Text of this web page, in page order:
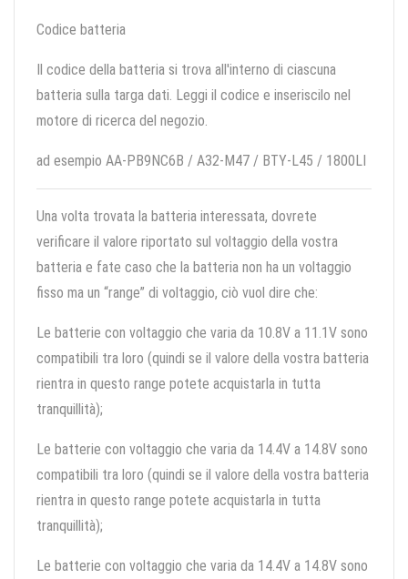
Codice batteria
Il codice della batteria si trova all'interno di ciascuna
batteria sulla targa dati. Leggi il codice e inseriscilo nel
motore di ricerca del negozio.
ad esempio AA-PB9NC6B / A32-M47 / BTY-L45 / 1800LI
Una volta trovata la batteria interessata, dovrete
verificare il valore riportato sul voltaggio della vostra
batteria e fate caso che la batteria non ha un voltaggio
fisso ma un “range” di voltaggio, ciò vuol dire che:
Le batterie con voltaggio che varia da 10.8V a 11.1V sono
compatibili tra loro (quindi se il valore della vostra batteria
rientra in questo range potete acquistarla in tutta
tranquillità);
Le batterie con voltaggio che varia da 14.4V a 14.8V sono
compatibili tra loro (quindi se il valore della vostra batteria
rientra in questo range potete acquistarla in tutta
tranquillità);
Le batterie con voltaggio che varia da 14.4V a 14.8V sono